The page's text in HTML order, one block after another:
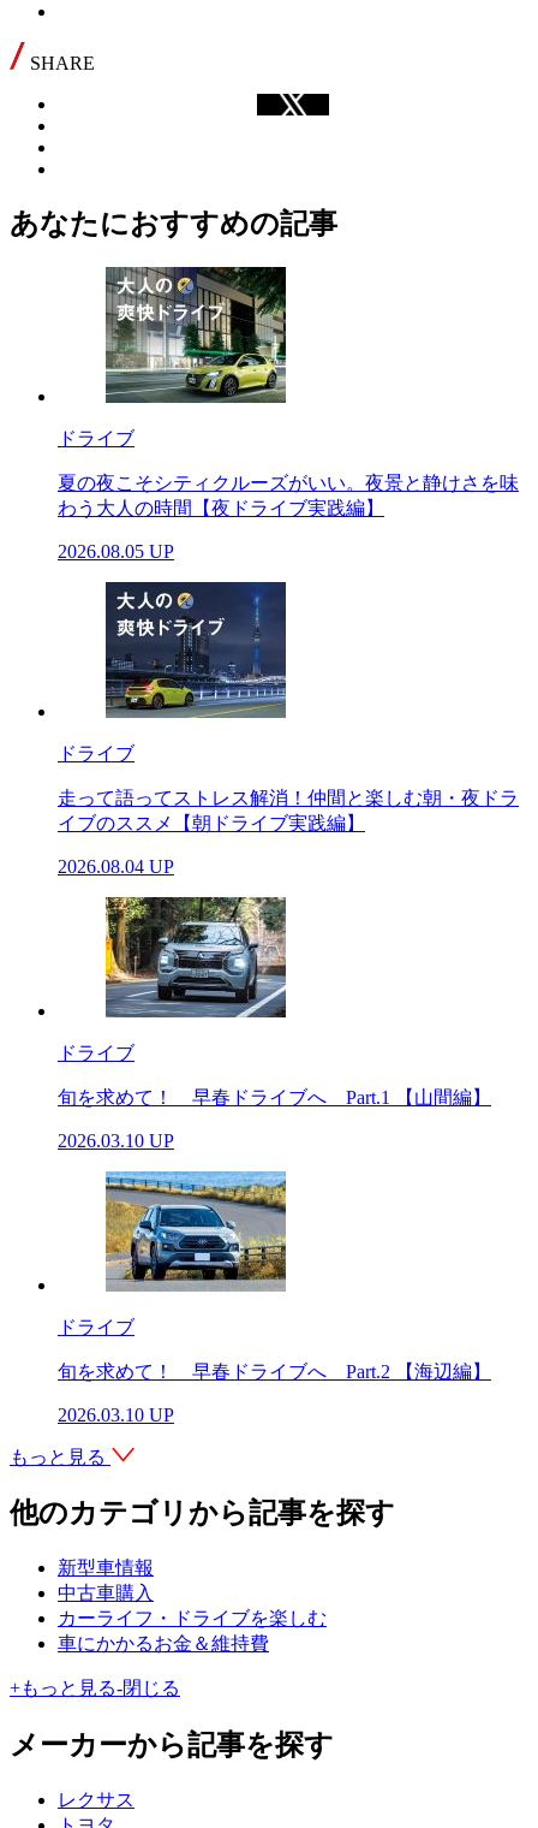
SHARE
あなたにおすすめの記事
ドライブ
夏の夜こそシティクルーズがいい。夜景と静けさを味
わう大人の時間【夜ドライブ実践編】
2026.08.05 UP
ドライブ
走って語ってストレス解消！仲間と楽しむ朝・夜ドラ
イブのススメ【朝ドライブ実践編】
2026.08.04 UP
ドライブ
旬を求めて！ 早春ドライブへ Part.1 【山間編】
2026.03.10 UP
ドライブ
旬を求めて！ 早春ドライブへ Part.2 【海辺編】
2026.03.10 UP
もっと見る
他のカテゴリから記事を探す
新型車情報
中古車購入
カーライフ・ドライブを楽しむ
車にかかるお金＆維持費
+もっと見る-閉じる
メーカーから記事を探す
レクサス